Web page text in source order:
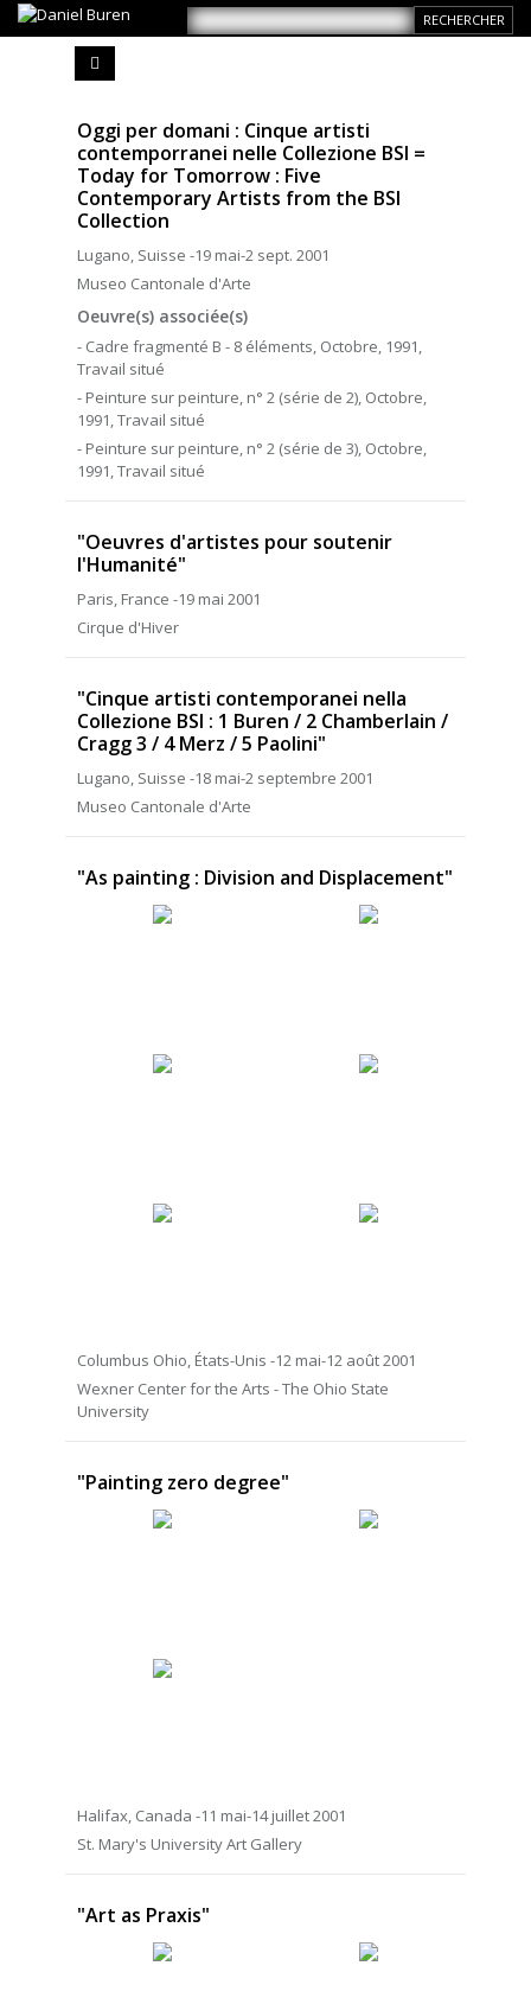
Oggi per domani : Cinque artisti
contemporranei nelle Collezione BSI =
Today for Tomorrow : Five
Contemporary Artists from the BSI
Collection
Lugano, Suisse -19 mai-2 sept. 2001
Museo Cantonale d'Arte
Oeuvre(s) associée(s)
- Cadre fragmenté B - 8 éléments, Octobre, 1991,
Travail situé
- Peinture sur peinture, n° 2 (série de 2), Octobre,
1991, Travail situé
- Peinture sur peinture, n° 2 (série de 3), Octobre,
1991, Travail situé
"Oeuvres d'artistes pour soutenir
l'Humanité"
Paris, France -19 mai 2001
Cirque d'Hiver
"Cinque artisti contemporanei nella
Collezione BSI : 1 Buren / 2 Chamberlain /
Cragg 3 / 4 Merz / 5 Paolini"
Lugano, Suisse -18 mai-2 septembre 2001
Museo Cantonale d'Arte
"As painting : Division and Displacement"
Columbus Ohio, États-Unis -12 mai-12 août 2001
Wexner Center for the Arts - The Ohio State
University
"Painting zero degree"
Halifax, Canada -11 mai-14 juillet 2001
St. Mary's University Art Gallery
"Art as Praxis"